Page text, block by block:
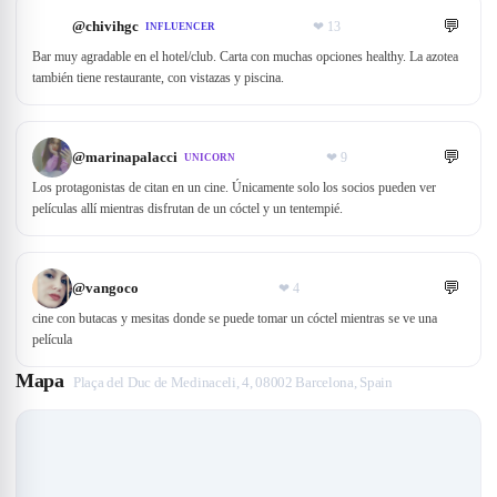
@chivihgc INFLUENCER ❤ 13 💬
Bar muy agradable en el hotel/club. Carta con muchas opciones healthy. La azotea
también tiene restaurante, con vistazas y piscina.
@marinapalacci UNICORN ❤ 9 💬
Los protagonistas de citan en un cine. Únicamente solo los socios pueden ver
películas allí mientras disfrutan de un cóctel y un tentempié.
@vangoco ❤ 4 💬
cine con butacas y mesitas donde se puede tomar un cóctel mientras se ve una
película
Mapa Plaça del Duc de Medinaceli, 4, 08002 Barcelona, Spain